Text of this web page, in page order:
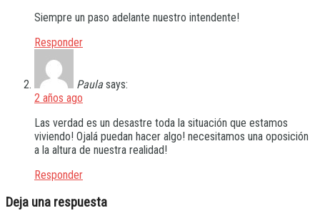
Siempre un paso adelante nuestro intendente!
Responder
Paula says:
2 años ago
Las verdad es un desastre toda la situación que estamos
viviendo! Ojalá puedan hacer algo! necesitamos una oposición
a la altura de nuestra realidad!
Responder
Deja una respuesta